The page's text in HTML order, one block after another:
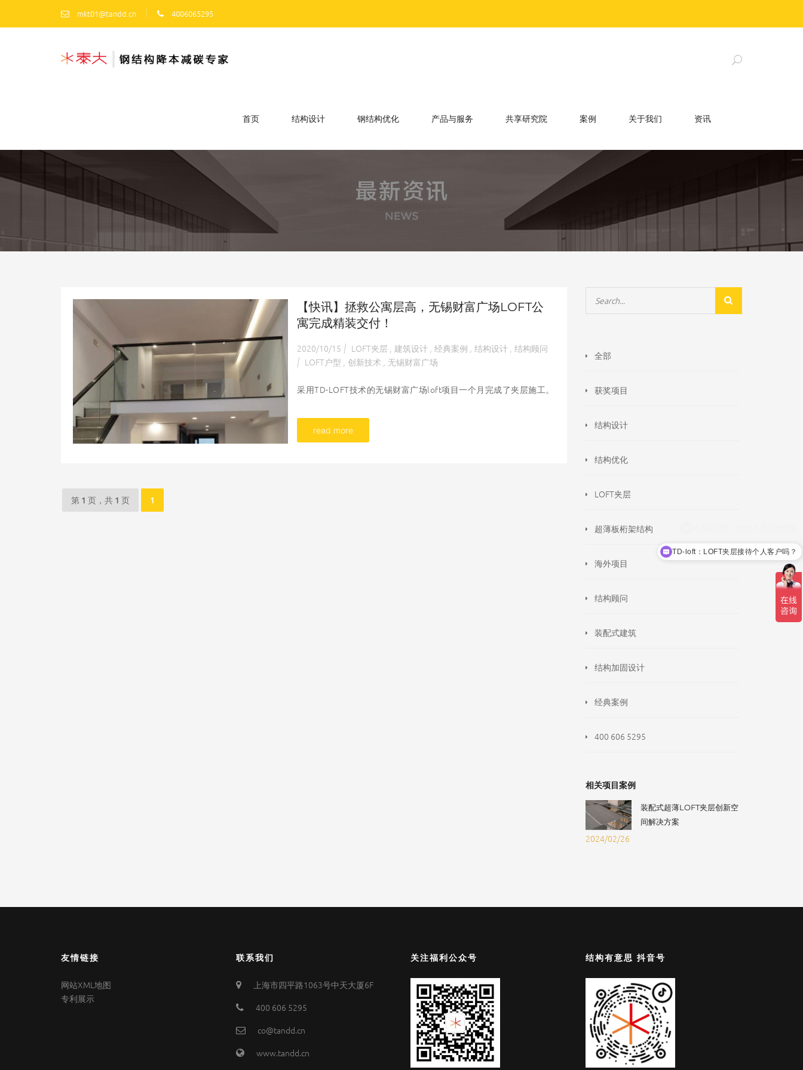
mkt01@tandd.cn 4006065295
首页 结构设计 钢结构优化 产品与服务 共享研究院 案例 关于我们 资讯
【快讯】拯救公寓层高，无锡财富广场LOFT公
寓完成精装交付！
2020/10/15 | LOFT夹层 建筑设计 经典案例 结构设计 结构顾问
| LOFT户型 创新技术 无锡财富广场
采用TD-LOFT技术的无锡财富广场loft项目一个月完成了夹层施工。
read more
第 1 页，共 1 页 1
全部
获奖项目
结构设计
结构优化
LOFT夹层
超薄板桁架结构
海外项目
结构顾问
装配式建筑
结构加固设计
经典案例
400 606 5295
相关项目案例
装配式超薄LOFT夹层创新空
间解决方案
2024/02/26
友情链接
网站XML地图
专利展示
联系我们
上海市四平路1063号中天大厦6F
400 606 5295
co@tandd.cn
www.tandd.cn
关注福利公众号 结构有意思 抖音号
TD-loft：LOFT夹层接待个人客户吗？